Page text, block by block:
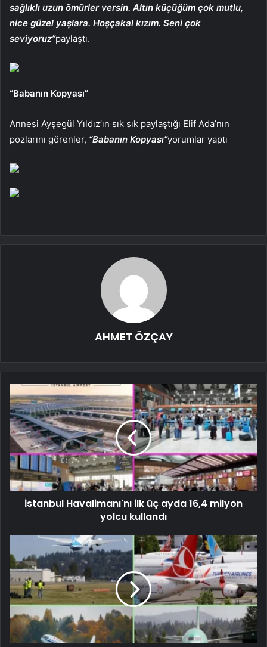
sağlıklı uzun ömürler versin. Altın küçüğüm çok mutlu,
nice güzel yaşlara. Hoşçakal kızım. Seni çok
seviyoruz”paylaştı.
“Babanın Kopyası”
Annesi Ayşegül Yıldız’ın sık sık paylaştığı Elif Ada’nın
pozlarını görenler, “Babanın Kopyası”yorumlar yaptı
AHMET ÖZÇAY
İstanbul Havalimanı'nı ilk üç ayda 16,4 milyon
yolcu kullandı